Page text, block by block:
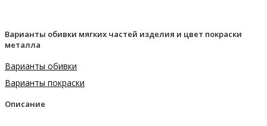
Варианты обивки мягких частей изделия и цвет покраски
металла
Варианты обивки
Варианты покраски
Описание